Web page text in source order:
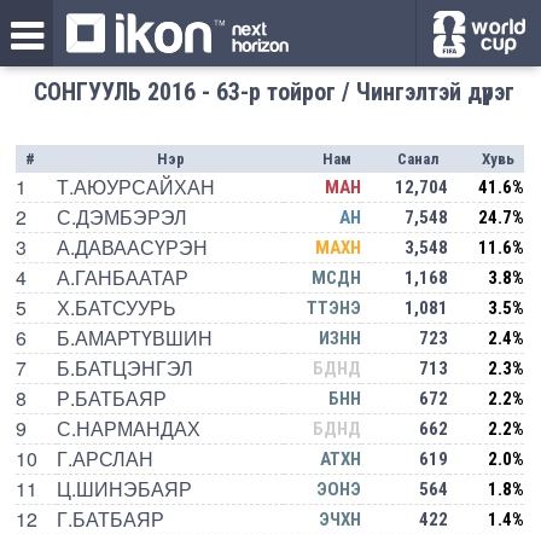
СОНГУУЛЬ 2016 - 63-р тойрог / Чингэлтэй дүүрэг
# Нэр Нам Санал Хувь
1 Т.АЮУРСАЙХАН МАН 12,704 41.6%
2 С.ДЭМБЭРЭЛ АН 7,548 24.7%
3 А.ДАВААСҮРЭН МАХН 3,548 11.6%
4 А.ГАНБААТАР МСДН 1,168 3.8%
5 Х.БАТСУУРЬ ТТЭНЭ 1,081 3.5%
6 Б.АМАРТҮВШИН ИЗНН 723 2.4%
7 Б.БАТЦЭНГЭЛ БДНД 713 2.3%
8 Р.БАТБАЯР БНН 672 2.2%
9 С.НАРМАНДАХ БДНД 662 2.2%
10 Г.АРСЛАН АТХН 619 2.0%
11 Ц.ШИНЭБАЯР ЭОНЭ 564 1.8%
12 Г.БАТБАЯР ЭЧХН 422 1.4%